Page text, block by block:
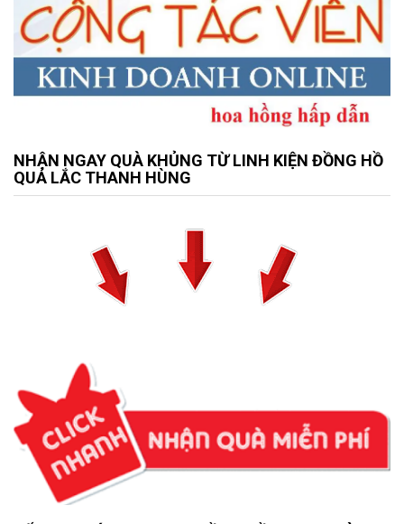
NHẬN NGAY QUÀ KHỦNG TỪ LINH KIỆN ĐỒNG HỒ
QUẢ LẮC THANH HÙNG